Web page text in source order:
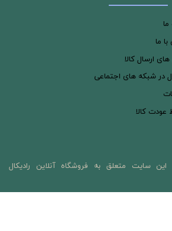
سایت متعلق به فروشگاه آنلاین رادیکال
ما
ما
ارسال کالا
در شبکه های اجتماعی
عودت کالا